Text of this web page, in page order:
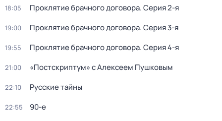
18:05 Проклятие брачного договора. Серия 2-я
19:00 Проклятие брачного договора. Серия 3-я
19:55 Проклятие брачного договора. Серия 4-я
21:00 «Постскриптум» с Алексеем Пушковым
22:10 Русские тайны
22:55 90-е